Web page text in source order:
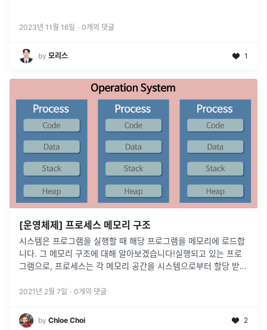
2023년 11월 16일 · 0개의 댓글
by 모리스 1
[운영체제] 프로세스 메모리 구조
시스템은 프로그램을 실행할 때 해당 프로그램을 메모리에 로드합
니다. 그 메모리 구조에 대해 알아보겠습니다!실행되고 있는 프로
그램으로, 프로세스는 각 메모리 공간을 시스템으로부터 할당 받습
데요,하위 3GB를...
2021년 2월 7일 · 0개의 댓글
by Chloe Choi 2